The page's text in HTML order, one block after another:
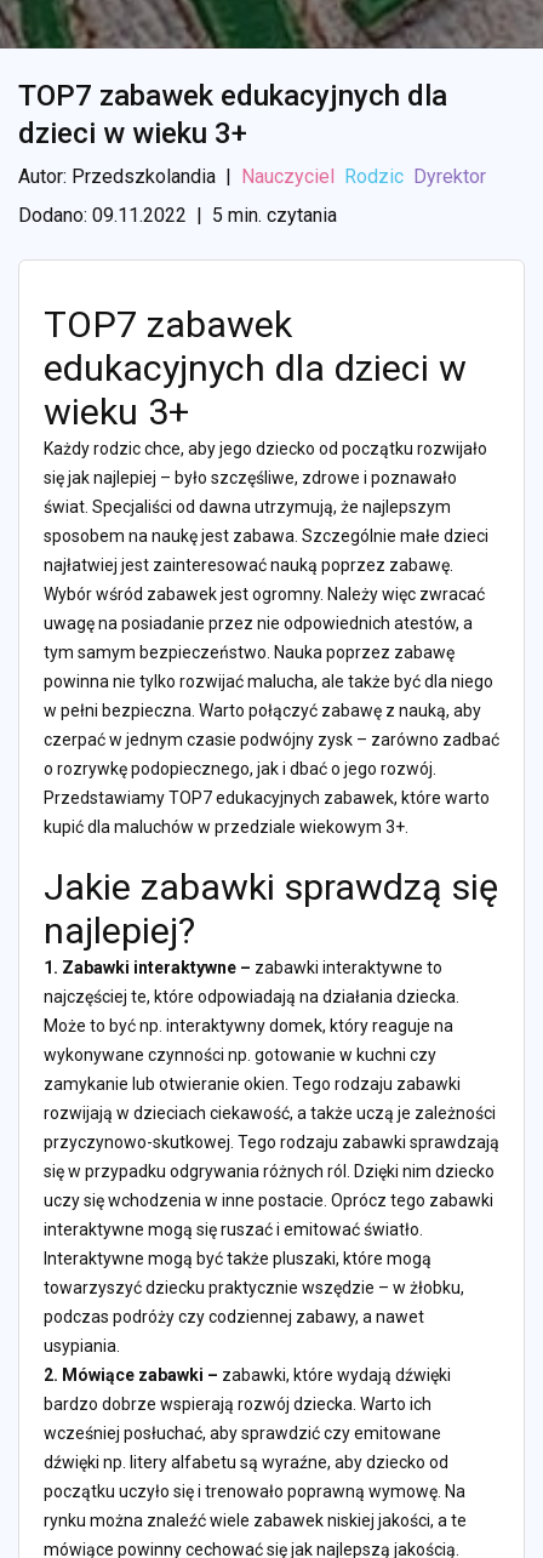
TOP7 zabawek edukacyjnych dla
dzieci w wieku 3+
Autor: Przedszkolandia Nauczyciel Rodzic Dyrektor
Dodano: 09.11.2022
5 min. czytania
TOP7 zabawek
edukacyjnych dla dzieci w
wieku 3+
Każdy rodzic chce, aby jego dziecko od początku rozwijało
się jak najlepiej – było szczęśliwe, zdrowe i poznawało
świat. Specjaliści od dawna utrzymują, że najlepszym
sposobem na naukę jest zabawa. Szczególnie małe dzieci
najłatwiej jest zainteresować nauką poprzez zabawę.
Wybór wśród zabawek jest ogromny. Należy więc zwracać
uwagę na posiadanie przez nie odpowiednich atestów, a
tym samym bezpieczeństwo. Nauka poprzez zabawę
powinna nie tylko rozwijać malucha, ale także być dla niego
w pełni bezpieczna. Warto połączyć zabawę z nauką, aby
czerpać w jednym czasie podwójny zysk – zarówno zadbać
o rozrywkę podopiecznego, jak i dbać o jego rozwój.
Przedstawiamy TOP7 edukacyjnych zabawek, które warto
kupić dla maluchów w przedziale wiekowym 3+.
Jakie zabawki sprawdzą się
najlepiej?
1. Zabawki interaktywne – zabawki interaktywne to
najczęściej te, które odpowiadają na działania dziecka.
Może to być np. interaktywny domek, który reaguje na
wykonywane czynności np. gotowanie w kuchni czy
zamykanie lub otwieranie okien. Tego rodzaju zabawki
rozwijają w dzieciach ciekawość, a także uczą je zależności
przyczynowo-skutkowej. Tego rodzaju zabawki sprawdzają
się w przypadku odgrywania różnych ról. Dzięki nim dziecko
uczy się wchodzenia w inne postacie. Oprócz tego zabawki
interaktywne mogą się ruszać i emitować światło.
Interaktywne mogą być także pluszaki, które mogą
towarzyszyć dziecku praktycznie wszędzie – w żłobku,
podczas podróży czy codziennej zabawy, a nawet
usypiania.
2. Mówiące zabawki – zabawki, które wydają dźwięki
bardzo dobrze wspierają rozwój dziecka. Warto ich
wcześniej posłuchać, aby sprawdzić czy emitowane
dźwięki np. litery alfabetu są wyraźne, aby dziecko od
początku uczyło się i trenowało poprawną wymowę. Na
rynku można znaleźć wiele zabawek niskiej jakości, a te
mówiące powinny cechować się jak najlepszą jakością.